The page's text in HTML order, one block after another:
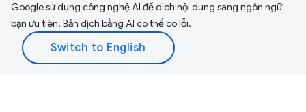
Google sử dụng công nghệ AI để dịch nội dung sang ngôn ngữ
bạn ưu tiên. Bản dịch bằng AI có thể có lỗi.